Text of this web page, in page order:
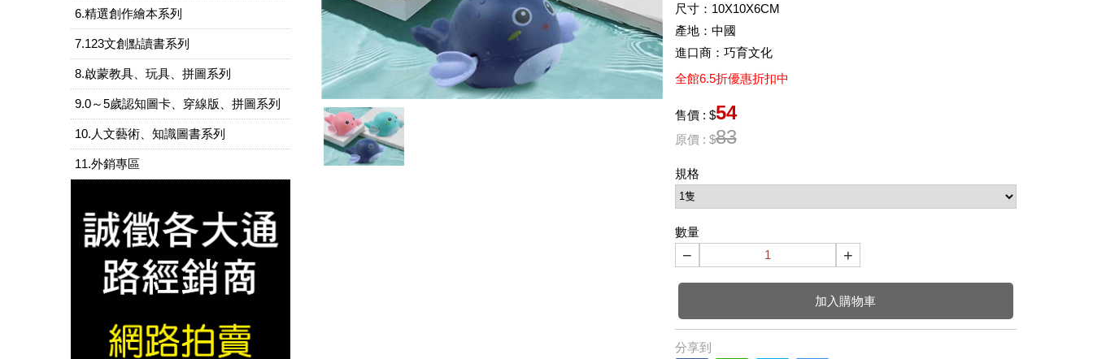
6.精選創作繪本系列
7.123文創點讀書系列
8.啟蒙教具、玩具、拼圖系列
9.0～5歲認知圖卡、穿線版、拼圖系列
10.人文藝術、知識圖書系列
11.外銷專區
尺寸：10X10X6CM
產地：中國
進口商：巧育文化
全館6.5折優惠折扣中
售價 : $54
原價 : $83
規格
數量
− +
加入購物車
分享到